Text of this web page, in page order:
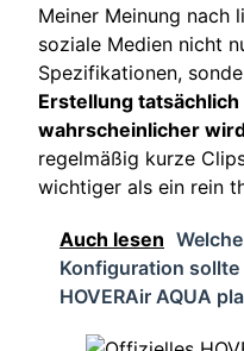
Meiner Meinung nach
soziale Medien nicht
Spezifikationen,
Erstellung
wahrscheinlicher
regelmäßig kurze
wichtiger als ein rein
Auch lesen Welche
Konfiguration sollte
HOVERAir AQUA